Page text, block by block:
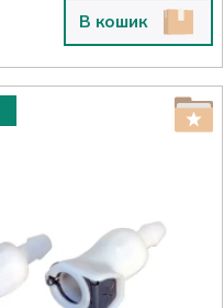
В кошик